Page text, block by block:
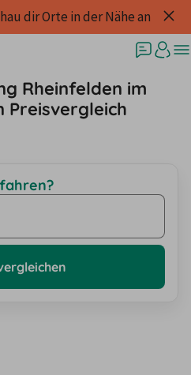
dir Orte in der Nähe an
Rheinfelden im
Preisvergleich